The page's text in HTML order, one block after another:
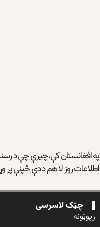
په افغانستان کې، چیرې چې د
اطلاعات روز لا هم د دې ځپنې پر
چټک لاسرسی
رپوټونه